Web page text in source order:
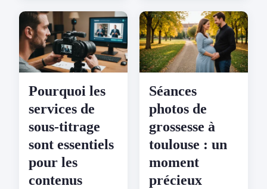
Pourquoi les
services de
sous-titrage
sont essentiels
pour les
contenus
Séances
photos de
grossesse à
toulouse : un
moment
précieux